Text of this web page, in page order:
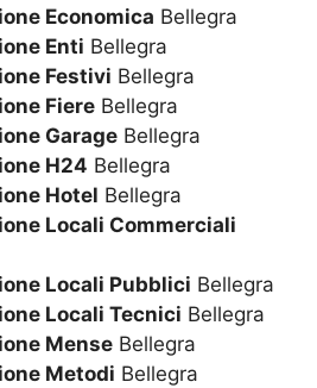
Economica Bellegra
Enti Bellegra
Festivi Bellegra
Fiere Bellegra
Garage Bellegra
H24 Bellegra
Hotel Bellegra
Locali Commerciali
Locali Pubblici Bellegra
Locali Tecnici Bellegra
Mense Bellegra
Metodi Bellegra